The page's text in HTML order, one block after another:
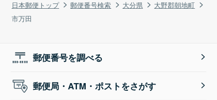
日本郵便トップ 郵便番号検索 大分県
大野郡朝地町
市万田
郵便番号を調べる
郵便局・ATM・ポストをさがす